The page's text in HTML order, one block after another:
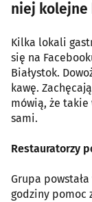
niej kolejne
Kilka lokali
się na
Białystok.
kawę.
mówią, że takie
sami.
Restauratorzy
Grupa
godziny pomoc